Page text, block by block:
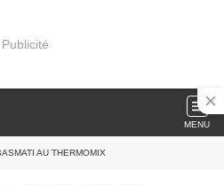
Publicité
MENU
AU THERMOMIX